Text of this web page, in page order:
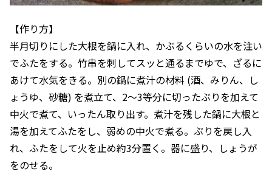
【作り方】
半月切りにした大根を鍋に入れ、かぶるくらいの水を注い
でふたをする。竹串を刺してスッと通るまでゆで、ざるに
あけて水気をきる。別の鍋に煮汁の材料 (酒、みりん、し
ょうゆ、砂糖) を煮立て、2〜3等分に切ったぶりを加えて
中火で煮て、いったん取り出す。煮汁を残した鍋に大根と
湯を加えてふたをし、弱めの中火で煮る。ぶりを戻し入
れ、ふたをして火を止め約3分置く。器に盛り、しょうが
をのせる。